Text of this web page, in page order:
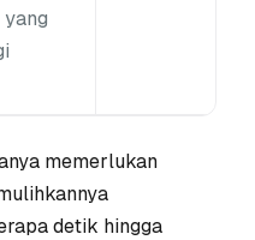
yang
memerlukan
detik hingga